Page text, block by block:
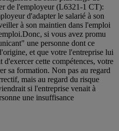
de l'employeur (L6321-1 CT):
d'adapter le salarié à son
à son maintien dans l'emploi
si vous avez promu
une personne dont ce
et que votre l'entreprise lui
d'exercer cette compétences, votre
sa formation. Non pas au regard
mais au regard du risque
si l'entreprise venait à
une insuffisance